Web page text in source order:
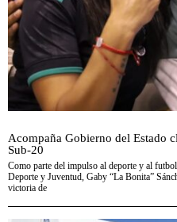
Acompaña Gobierno del Estado
Sub-20
Como parte del impulso al deporte y al
Deporte y Juventud, Gaby “La Bonita”
victoria de